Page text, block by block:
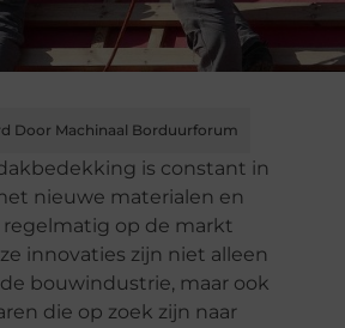
Door Machinaal Borduurforum
is constant in
nieuwe materialen en
op de markt
innovaties zijn niet alleen
bouwindustrie, maar ook
die op zoek zijn naar